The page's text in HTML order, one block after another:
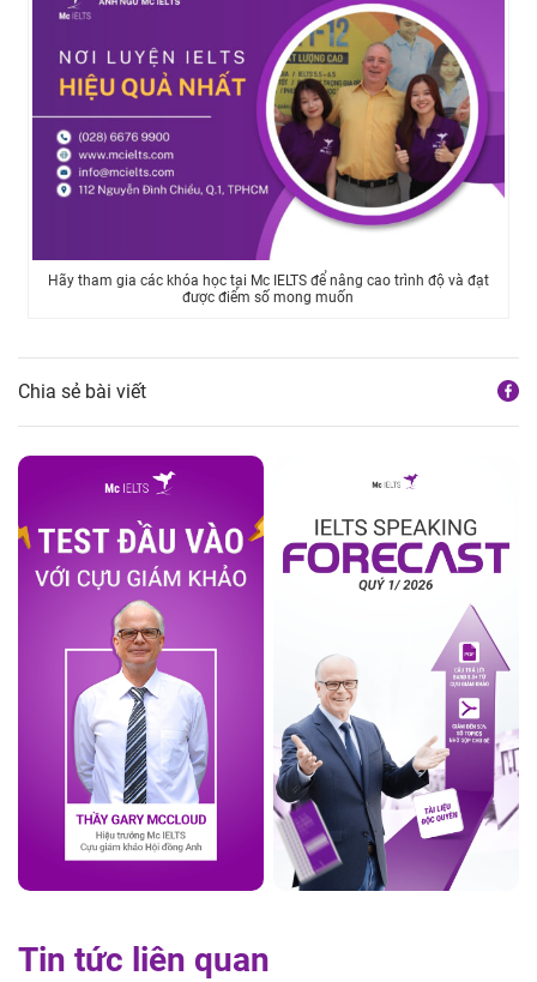
Hãy tham gia các khóa học tại Mc IELTS để nâng cao trình độ và đạt
được điểm số mong muốn
Chia sẻ bài viết
Tin tức liên quan